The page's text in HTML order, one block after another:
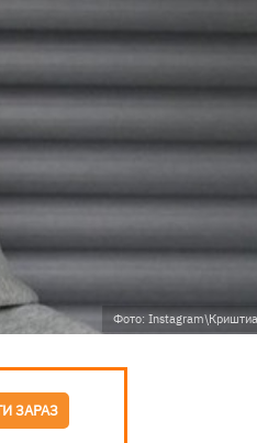
Фото:
ЗАРАЗ